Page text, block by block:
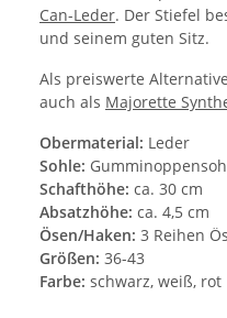
Can-Leder. Der Stiefel
und seinem guten Sitz.
Als preiswerte
auch als Majorette
Obermaterial: Leder
Sohle:
Schafthöhe: ca. 30 cm
Absatzhöhe: ca. 4,5 cm
Ösen/Haken: 3 Reihen
Größen: 36-43
Farbe: schwarz, weiß, rot